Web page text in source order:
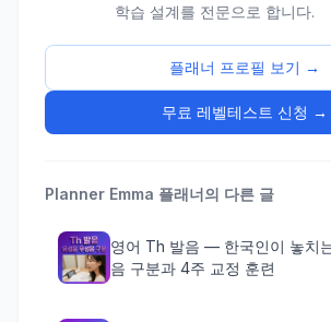
학습 설계를 전문으로 합니다.
플래너 프로필 보기 →
무료 레벨테스트 신청 →
Planner Emma 플래너의 다른 글
영어 Th 발음 — 한국인이 놓치
음 구분과 4주 교정 훈련